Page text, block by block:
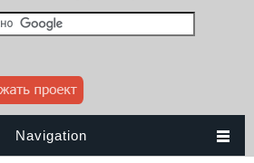
Navigation